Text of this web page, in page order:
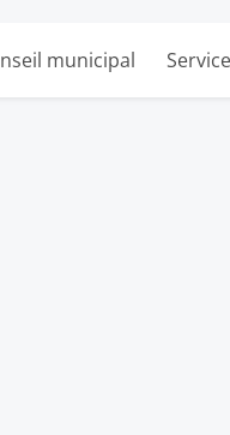
municipal